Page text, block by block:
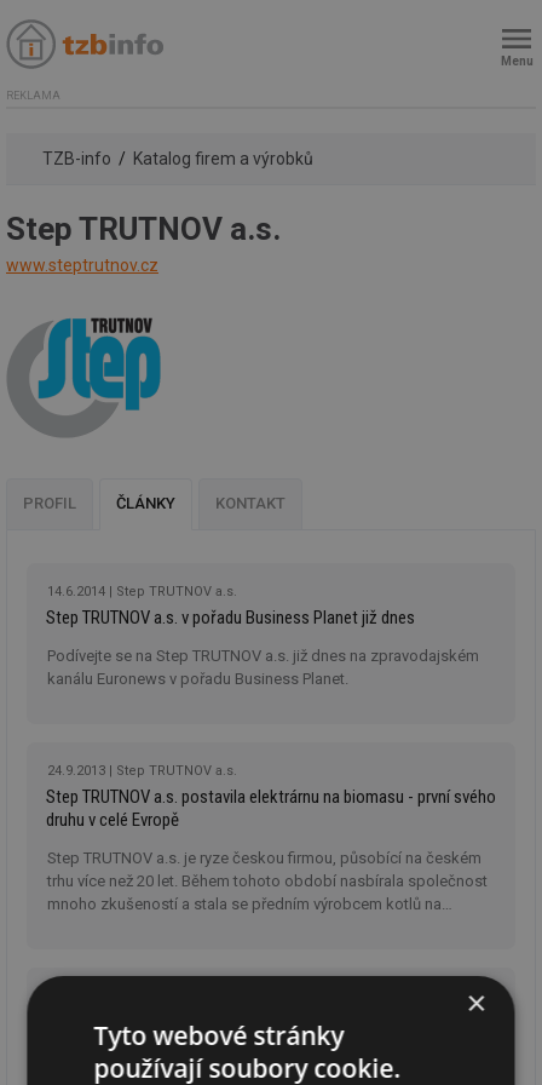
Menu
REKLAMA
TZB-info Katalog firem a výrobků
Step TRUTNOV a.s.
www.steptrutnov.cz
PROFIL ČLÁNKY KONTAKT
14.6.2014 Step TRUTNOV a.s.
Step TRUTNOV a.s. v pořadu Business Planet již dnes
Podívejte se na Step TRUTNOV a.s. již dnes na zpravodajském
kanálu Euronews v pořadu Business Planet.
24.9.2013 Step TRUTNOV a.s.
Step TRUTNOV a.s. postavila elektrárnu na biomasu - první svého
druhu v celé Evropě
Step TRUTNOV a.s. je ryze českou firmou, působící na českém
trhu více než 20 let. Během tohoto období nasbírala společnost
mnoho zkušeností a stala se předním výrobcem kotlů na
V Anglii pálí sloní trávu v kotli z Trutnova
Výrobce kotlů na biomasu, akciová společnost Step Trutnov,
×
Tyto webové stránky
používají soubory cookie.